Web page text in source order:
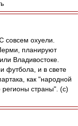
охуели.
планируют
Владивостоке.
футбола, и в свете
как "народной
страны". (с)